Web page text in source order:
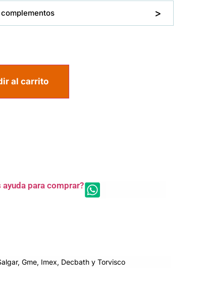
al carrito
ayuda para comprar?
Gme, Imex, Decbath y Torvisco